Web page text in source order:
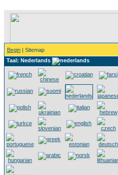
Begin | Sitemap
Taal: Nederlands